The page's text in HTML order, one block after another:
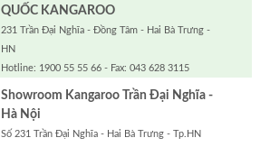
QUỐC KANGAROO
231 Trần Đại Nghĩa - Đồng Tâm - Hai Bà Trưng -
HN
Hotline: 1900 55 55 66 - Fax: 043 628 3115
Showroom Kangaroo Trần Đại Nghĩa -
Hà Nội
Số 231 Trần Đại Nghĩa - Hai Bà Trưng - Tp.HN